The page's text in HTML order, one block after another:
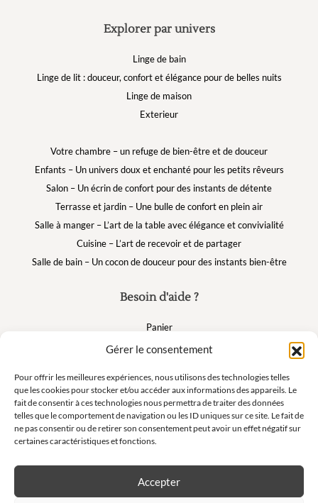
Gérer le consentement
Pour offrir les meilleures expériences, nous utilisons des technologies telles
que les cookies pour stocker et/ou accéder aux informations des appareils. Le
fait de consentir à ces technologies nous permettra de traiter des données
telles que le comportement de navigation ou les ID uniques sur ce site. Le fait de
ne pas consentir ou de retirer son consentement peut avoir un effet négatif sur
certaines caractéristiques et fonctions.
Accepter
Besoin d'aide ?
Panier
FAQ
Suivez nous
Explorer par univers
Linge de bain
Linge de lit : douceur, confort et élégance pour de belles nuits
Linge de maison
Exterieur
Votre chambre – un refuge de bien-être et de douceur
Enfants – Un univers doux et enchanté pour les petits rêveurs
Salon – Un écrin de confort pour des instants de détente
Terrasse et jardin – Une bulle de confort en plein air
Salle à manger – L’art de la table avec élégance et convivialité
Cuisine – L’art de recevoir et de partager
Salle de bain – Un cocon de douceur pour des instants bien-être
Newsletter